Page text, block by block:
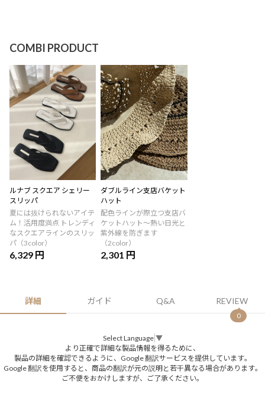
COMBI PRODUCT
ルナブ スクエア シェリー
スリッパ
夏には抜けられないアイテ
ム！活用度満点 トレンディ
なスクエアラインのスリッ
パ（3color）
6,329 円
ダブルライン支店バケット
ハット
配色ラインが際立つ支店バ
ケットハット～熱い日光と
紫外線を防ぎます
（2color）
2,301 円
詳細 ガイド Q&A REVIEW
0
Select Language ▼
より正確で詳細な製品情報を得るために、
製品の詳細を確認できるように、Google 翻訳サービスを提供しています。
Google 翻訳を使用すると、商品の翻訳が元の説明と若干異なる場合があります。
ご不便をおかけしますが、ご了承ください。